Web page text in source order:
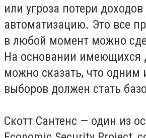
или угроза потери доходов
автоматизацию. Это все
в любой момент можно
На основании имеющихся
можно сказать, что одним
выборов должен стать
Скотт Сантенс — один из